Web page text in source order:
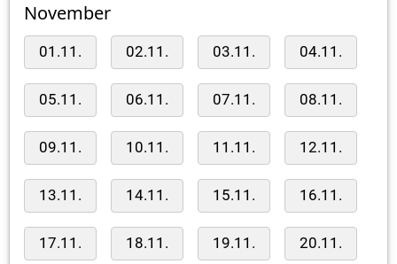
November
01.11. 02.11. 03.11. 04.11.
05.11. 06.11. 07.11. 08.11.
09.11. 10.11. 11.11. 12.11.
13.11. 14.11. 15.11. 16.11.
17.11. 18.11. 19.11. 20.11.